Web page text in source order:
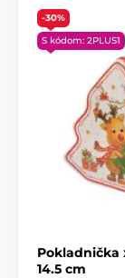
-30%
S kódom: 2PLUS1
Pokladnička
14.5 cm